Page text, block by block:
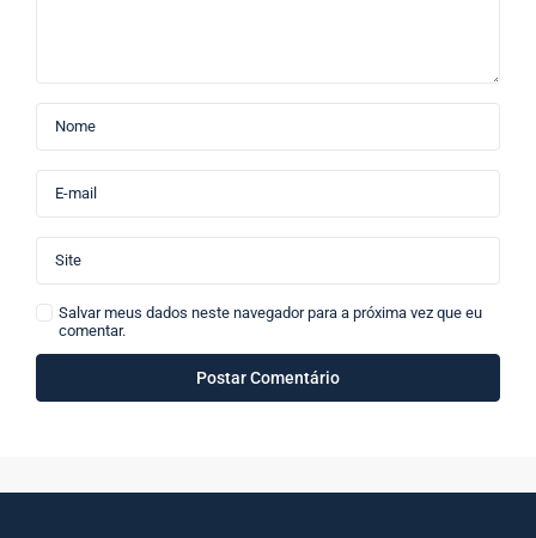
Salvar meus dados neste navegador para a próxima vez que eu
comentar.